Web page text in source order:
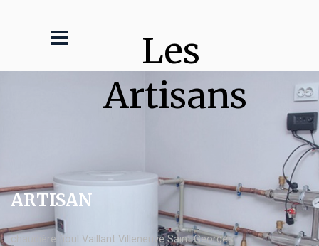
Les
Artisans
ARTISAN
chaudière fioul Vaillant Villeneuve Saint Georges